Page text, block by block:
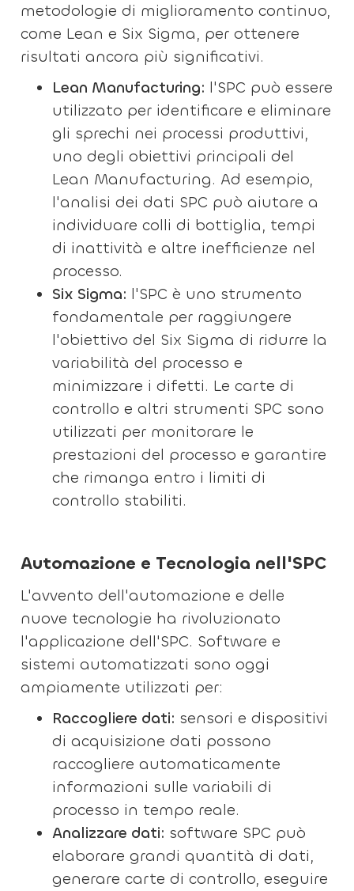
metodologie di miglioramento continuo,
come Lean e Six Sigma, per ottenere
risultati ancora più significativi.
Lean Manufacturing: l'SPC può essere
utilizzato per identificare e eliminare
gli sprechi nei processi produttivi,
uno degli obiettivi principali del
Lean Manufacturing. Ad esempio,
l'analisi dei dati SPC può aiutare a
individuare colli di bottiglia, tempi
di inattività e altre inefficienze nel
processo.
Six Sigma: l'SPC è uno strumento
fondamentale per raggiungere
l'obiettivo del Six Sigma di ridurre la
variabilità del processo e
minimizzare i difetti. Le carte di
controllo e altri strumenti SPC sono
utilizzati per monitorare le
prestazioni del processo e garantire
che rimanga entro i limiti di
controllo stabiliti.
Automazione e Tecnologia nell'SPC
L'avvento dell'automazione e delle
nuove tecnologie ha rivoluzionato
l'applicazione dell'SPC. Software e
sistemi automatizzati sono oggi
ampiamente utilizzati per:
Raccogliere dati: sensori e dispositivi
di acquisizione dati possono
raccogliere automaticamente
informazioni sulle variabili di
processo in tempo reale.
Analizzare dati: software SPC può
elaborare grandi quantità di dati,
generare carte di controllo, eseguire